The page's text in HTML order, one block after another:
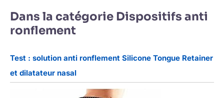
Dans la catégorie Dispositifs anti
ronflement
Test : solution anti ronflement Silicone Tongue Retainer
et dilatateur nasal